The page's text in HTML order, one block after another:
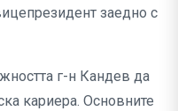
заедно с
г-н Кандев да
кариера. Основните